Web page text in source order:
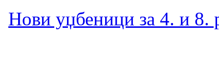
Нови уџбеници за 4. и 8.